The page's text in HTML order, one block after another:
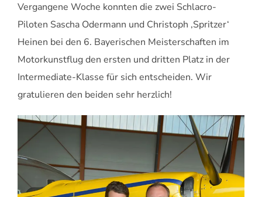
Vergangene Woche konnten die zwei Schlacro-
Piloten Sascha Odermann und Christoph ‚Spritzer‘
Heinen bei den 6. Bayerischen Meisterschaften im
Motorkunstflug den ersten und dritten Platz in der
Intermediate-Klasse für sich entscheiden. Wir
gratulieren den beiden sehr herzlich!